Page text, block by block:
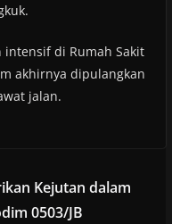
di Rumah Sakit
akhirnya dipulangkan
jalan.
Kejutan dalam
0503/JB